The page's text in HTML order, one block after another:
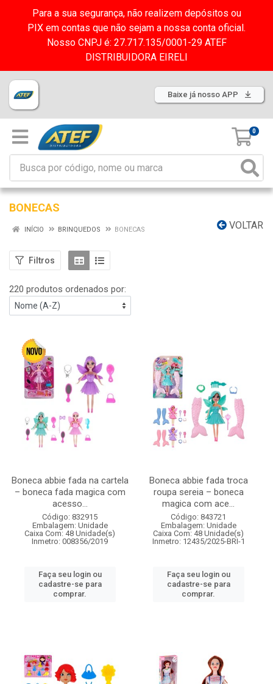
Para a sua segurança, não realizem depósitos ou
PIX em contas que não sejam a nossa conta oficial.
Nosso CNPJ é: 27.717.135/0001-29 ATEF
DISTRIBUIDORA EIRELI
Baixe já nosso APP
0
BONECAS
VOLTAR
INÍCIO BRINQUEDOS BONECAS
Filtros
220 produtos ordenados por:
Boneca abbie fada na cartela
– boneca fada magica com
acesso...
Código: 832915
Embalagem: Unidade
Caixa Com: 48 Unidade(s)
Inmetro: 008356/2019
Faça seu login ou
cadastre-se para
comprar.
Boneca abbie fada troca
roupa sereia – boneca
magica com ace...
Código: 843721
Embalagem: Unidade
Caixa Com: 48 Unidade(s)
Inmetro: 12435/2025-BRI-1
Faça seu login ou
cadastre-se para
comprar.